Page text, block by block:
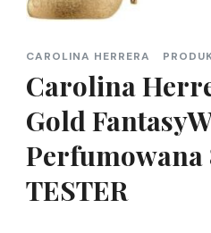
CAROLINA HERRERA
Carolina
Gold
TESTER